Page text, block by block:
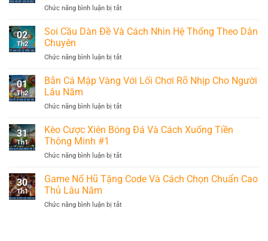
Chức năng bình luận bị tắtở
Cá
Với
Trúc
Tại
02
Th2
Soi Cầu Dàn Đề Và Cách Nhìn Hệ Thống Theo Dân
Chuyên
Chức năng bình luận bị tắtở
Cầu
Và
Nhìn
Theo
Chuyên
01
Th2
Bắn Cá Mập Vàng Với Lối Chơi Rõ Nhịp Cho Người
Lâu Năm
Chức năng bình luận bị tắtở
Mập
Với
Chơi
Cho
31
Th1
Kèo Cược Xiên Bóng Đá Và Cách Xuống Tiền
Thông Minh #1
Chức năng bình luận bị tắtở
Cược
Xiên
Đá
30
Th1
Game Nổ Hũ Tặng Code Và Cách Chọn Chuẩn Cao
Thủ Lâu Năm
Chức năng bình luận bị tắtở